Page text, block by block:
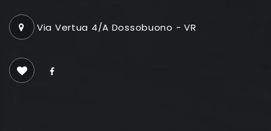
Via Vertua 4/A Dossobuono - VR